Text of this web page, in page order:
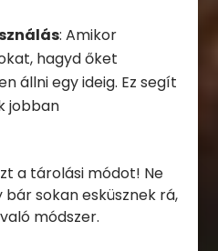
: Amikor
hagyd őket
állni egy ideig. Ez segít
jobban
a tárolási módot! Ne
sokan esküsznek rá,
módszer.